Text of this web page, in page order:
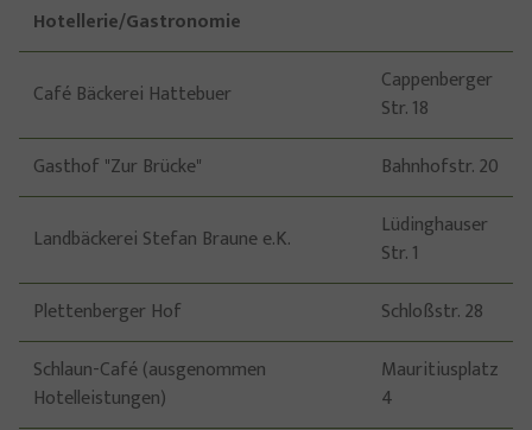
Hotellerie/Gastronomie
Café Bäckerei Hattebuer
Cappenberger
Str. 18
Gasthof "Zur Brücke"
Bahnhofstr. 20
Landbäckerei Stefan Braune e.K.
Lüdinghauser
Str. 1
Plettenberger Hof
Schloßstr. 28
Schlaun-Café (ausgenommen
Hotelleistungen)
Mauritiusplatz
4